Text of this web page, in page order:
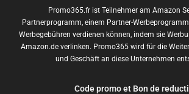
Promo365.fr ist Teilnehmer am Amazon
Partnerprogramm, einem Partner-
Werbegebühren verdienen können, indem sie
Amazon.de verlinken. Promo365 wird für die
und Geschäft an diese Unternehmen
Code promo et Bon de